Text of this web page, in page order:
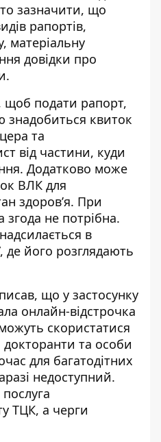
зазначити, що
рапортів,
матеріальну
довідки про
щоб подати рапорт,
знадобиться квиток
та
від частини, куди
Додатково може
ВЛК для
здоров’я. При
не потрібна.
в
його розглядають
що у застосунку
онлайн-відстрочка
скористатися
докторанти та особи
для багатодітних
недоступний.
ТЦК, а черги